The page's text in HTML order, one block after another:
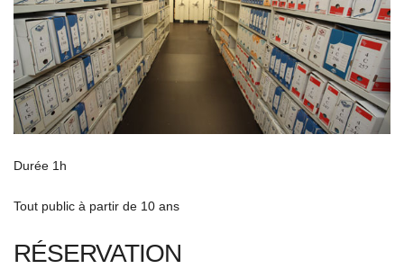
Durée 1h
Tout public à partir de 10 ans
RÉSERVATION